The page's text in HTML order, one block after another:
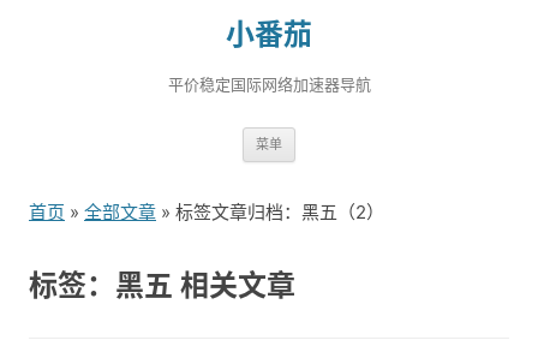
小番茄
平价稳定国际网络加速器导航
菜单
到
首页 » 全部文章 » 标签文章归档：黑五（2）
标签：黑五 相关文章